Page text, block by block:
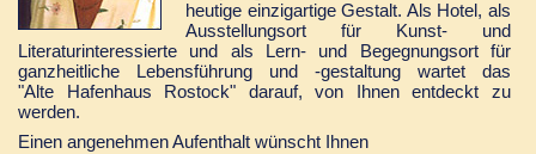
heutige einzigartige Gestalt. Als Hotel, als
Ausstellungsort für Kunst- und
Literaturinteressierte und als Lern- und Begegnungsort für
ganzheitliche Lebensführung und -gestaltung wartet das
"Alte Hafenhaus Rostock" darauf, von Ihnen entdeckt zu
werden.
Einen angenehmen Aufenthalt wünscht Ihnen